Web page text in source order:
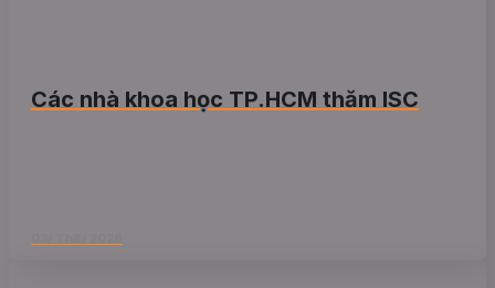
Các nhà khoa học TP.HCM thăm ISC